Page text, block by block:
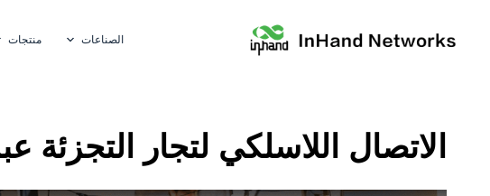
الصناعات منتجات
الاتصال اللاسلكي لتجار التجزئة